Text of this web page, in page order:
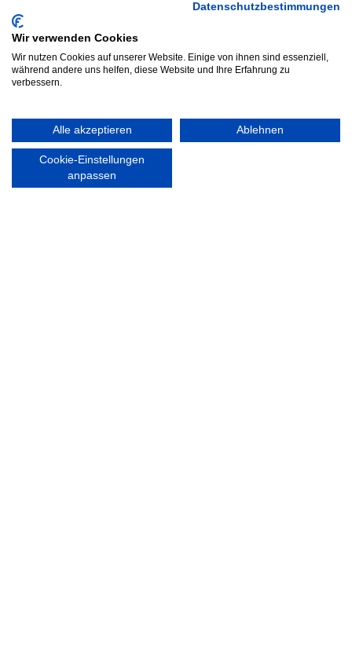
Datenschutzbestimmungen
Wir verwenden Cookies
Wir nutzen Cookies auf unserer Website. Einige von ihnen sind essenziell,
während andere uns helfen, diese Website und Ihre Erfahrung zu
verbessern.
Alle akzeptieren Ablehnen
Cookie-Einstellungen
anpassen
KONTAKT
Walddörfer Sportverein
Halenreie 32-34
22359 Hamburg
ÖFFNUNGS- UND
SERVICEZEITEN: